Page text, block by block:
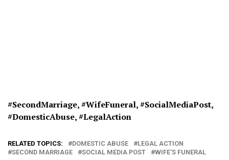
#SecondMarriage, #WifeFuneral, #SocialMediaPost,
#DomesticAbuse, #LegalAction
RELATED TOPICS: DOMESTIC ABUSE
LEGAL ACTION
SECOND MARRIAGE
SOCIAL MEDIA POST WIFE'S FUNERAL